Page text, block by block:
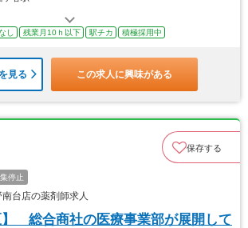
し 残業月10ｈ以下 駅チカ 積極採用中
見る この求人に興味がある
保存する
停止
台店の薬剤師求人
】 総合商社の医療事業部が展開して